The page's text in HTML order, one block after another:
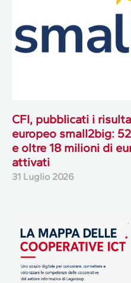
CFI, pubblicati i
europeo small2big:
e oltre 18 milioni di
attivati
31 Luglio 2026